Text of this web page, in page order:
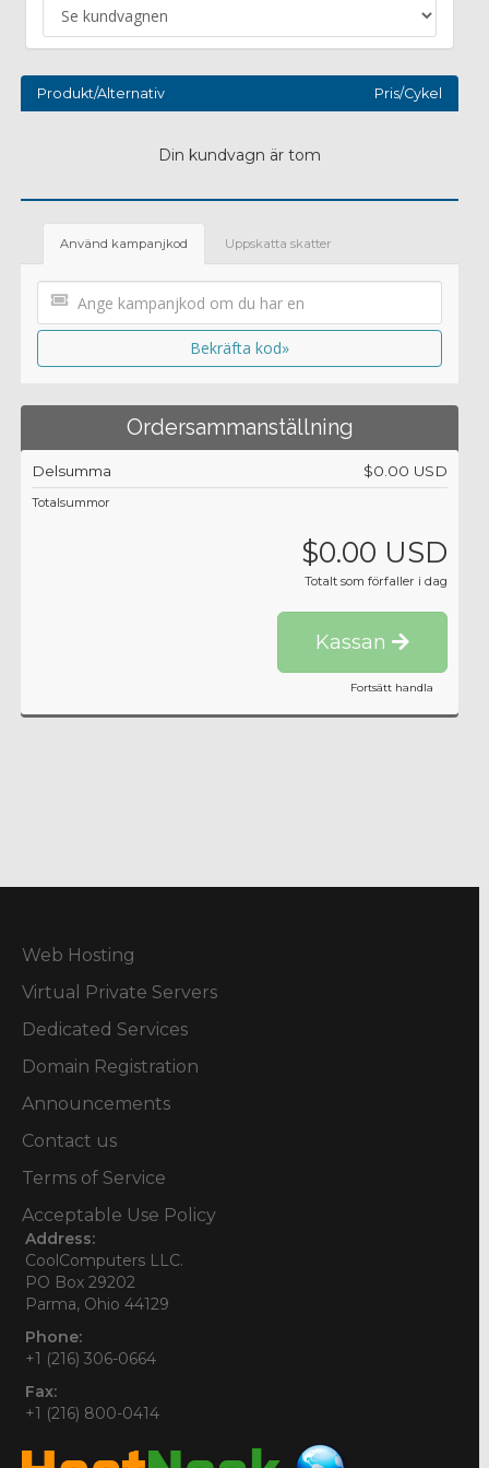
Produkt/Alternativ Pris/Cykel
Din kundvagn är tom
Använd kampanjkod Uppskatta skatter
Bekräfta kod»
Ordersammanställning
Delsumma $0.00 USD
Totalsummor
$0.00 USD
Totalt som förfaller i dag
Kassan
Fortsätt handla
Web Hosting
Virtual Private Servers
Dedicated Services
Domain Registration
Announcements
Contact us
Terms of Service
Acceptable Use Policy
Address:
CoolComputers LLC.
PO Box 29202
Parma, Ohio 44129
Phone:
+1 (216) 306-0664
Fax:
+1 (216) 800-0414